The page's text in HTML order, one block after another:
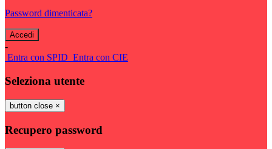
Password dimenticata?
-
Entra con SPID Entra con CIE
Seleziona utente
button close ×
Recupero password